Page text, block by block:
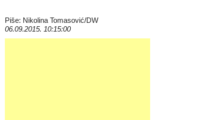
Piše: Nikolina Tomasović/DW
06.09.2015. 10:15:00